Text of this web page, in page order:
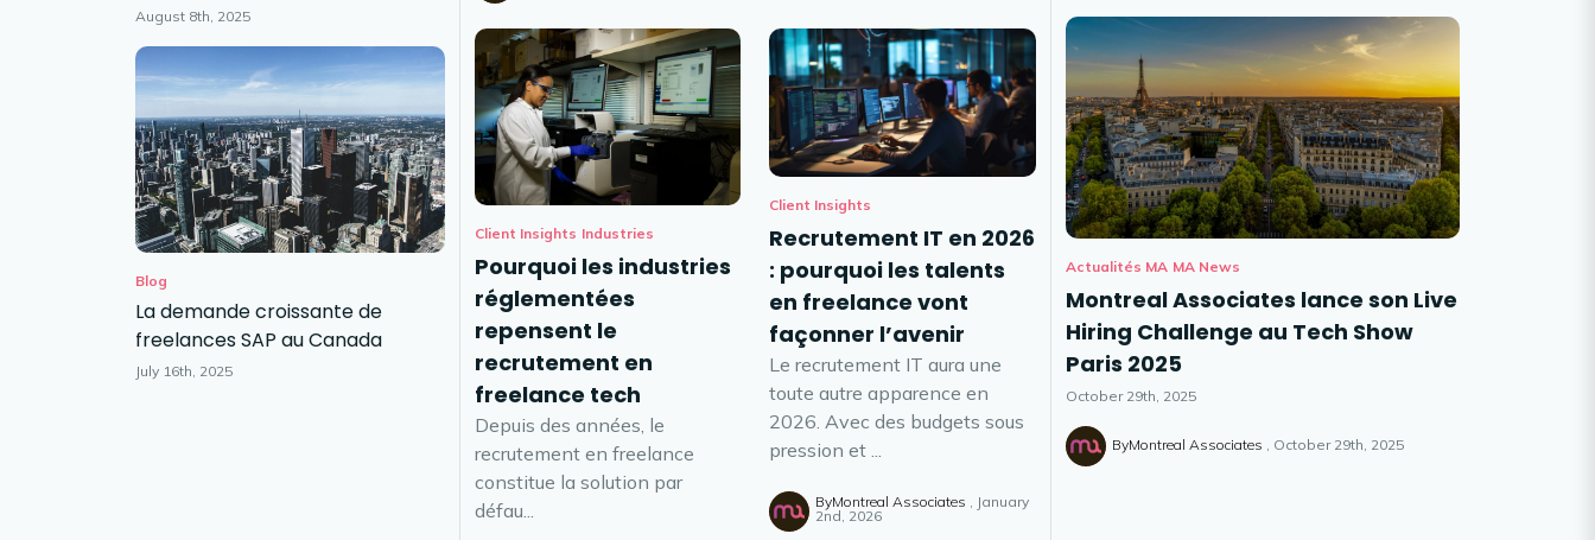
Client Insights Industries
Pourquoi les industries
réglementées
repensent le
recrutement en
freelance tech
Depuis des années, le
recrutement en freelance
constitue la solution par
défau...
Client Insights
Recrutement IT en 2026
: pourquoi les talents
en freelance vont
façonner l’avenir
Le recrutement IT aura une
toute autre apparence en
2026. Avec des budgets sous
pression et ...
ByMontreal Associates
January
2nd, 2026
Actualités MA MA News
Montreal Associates lance son Live
Hiring Challenge au Tech Show
Paris 2025
October 29th, 2025
ByMontreal Associates October 29th, 2025
August 8th, 2025
Blog
La demande croissante de
freelances SAP au Canada
July 16th, 2025